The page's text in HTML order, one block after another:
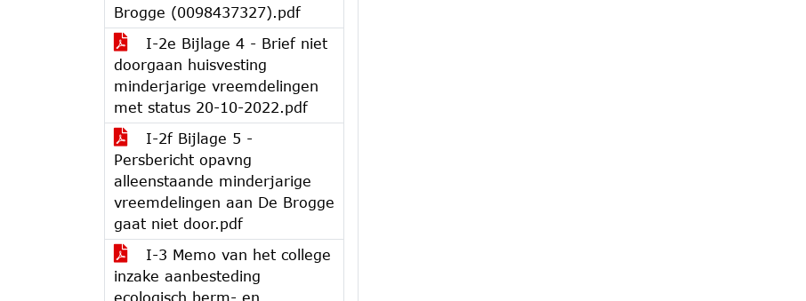
Brogge (0098437327).pdf
I-2e Bijlage 4 - Brief niet
doorgaan huisvesting
minderjarige vreemdelingen
met status 20-10-2022.pdf
I-2f Bijlage 5 -
Persbericht opavng
alleenstaande minderjarige
vreemdelingen aan De Brogge
gaat niet door.pdf
I-3 Memo van het college
inzake aanbesteding
ecologisch berm- en